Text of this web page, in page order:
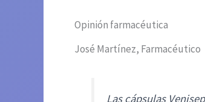
Opinión farmacéutica
José Martínez, Farmacéutico
Las cápsulas